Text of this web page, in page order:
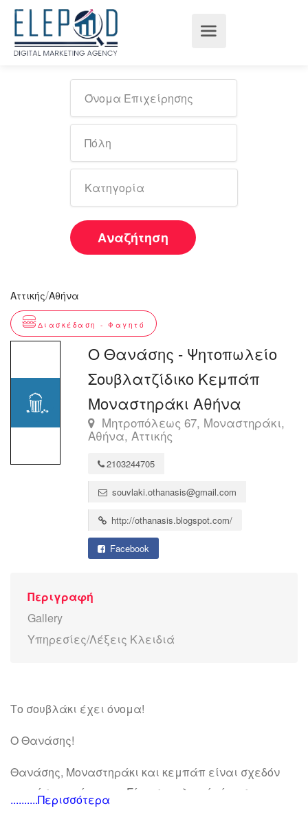
Αναζήτηση
Αττικής/Αθήνα
Διασκέδαση - Φαγητό
Ο Θανάσης - Ψητοπωλείο
Σουβλατζίδικο Κεμπάπ
Μοναστηράκι Αθήνα
Μητροπόλεως 67, Μοναστηράκι,
Αθήνα, Αττικής
2103244705
souvlaki.othanasis@gmail.com
http://othanasis.blogspot.com/
Facebook
Περιγραφή
Gallery
Υπηρεσίες/Λέξεις Κλειδιά
Το σουβλάκι έχει όνομα!
Ο Θανάσης!
Θανάσης, Μοναστηράκι και κεμπάπ είναι σχεδόν
ταυτόσημες έννοιες. Είτε σε τυλιχτό είτε σε
μερίδα, είναι δεδομένο πως θα σας συγκινήσει με
..........Περισσότερα